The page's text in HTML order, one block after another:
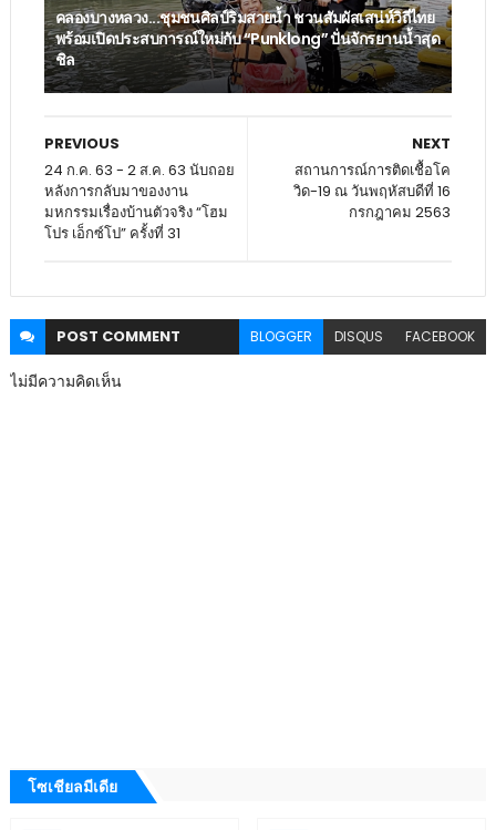
คลองบางหลวง...ชุมชนศิลป์ริมสายน้ำ ชวนสัมผัสเสน่ห์วิถีไทย
พร้อมเปิดประสบการณ์ใหม่กับ “Punklong” ปั่นจักรยานน้ำสุด
ชิล
NEXT
สถานการณ์การติดเชื้อโค
วิด-19 ณ วันพฤหัสบดีที่ 16
กรกฎาคม 2563
PREVIOUS
24 ก.ค. 63 - 2 ส.ค. 63 นับถอย
หลังการกลับมาของงาน
มหกรรมเรื่องบ้านตัวจริง “โฮม
โปร เอ็กซ์โป” ครั้งที่ 31
POST COMMENT BLOGGER DISQUS FACEBOOK
ไม่มีความคิดเห็น
โซเชียลมีเดีย